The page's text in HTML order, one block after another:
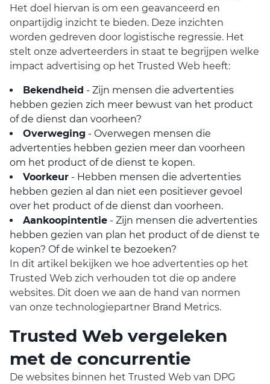
Het doel hiervan is om een geavanceerd en
onpartijdig inzicht te bieden. Deze inzichten
worden gedreven door logistische regressie. Het
stelt onze adverteerders in staat te begrijpen welke
impact advertising op het Trusted Web heeft:
Bekendheid - Zijn mensen die advertenties
hebben gezien zich meer bewust van het product
of de dienst dan voorheen?
Overweging - Overwegen mensen die
advertenties hebben gezien meer dan voorheen
om het product of de dienst te kopen.
Voorkeur - Hebben mensen die advertenties
hebben gezien al dan niet een positiever gevoel
over het product of de dienst dan voorheen.
Aankoopintentie - Zijn mensen die advertenties
hebben gezien van plan het product of de dienst te
kopen? Of de winkel te bezoeken?
In dit artikel bekijken we hoe advertenties op het
Trusted Web zich verhouden tot die op andere
websites. Dit doen we aan de hand van normen
van onze technologiepartner Brand Metrics.
Trusted Web vergeleken
met de concurrentie
De websites binnen het Trusted Web van DPG